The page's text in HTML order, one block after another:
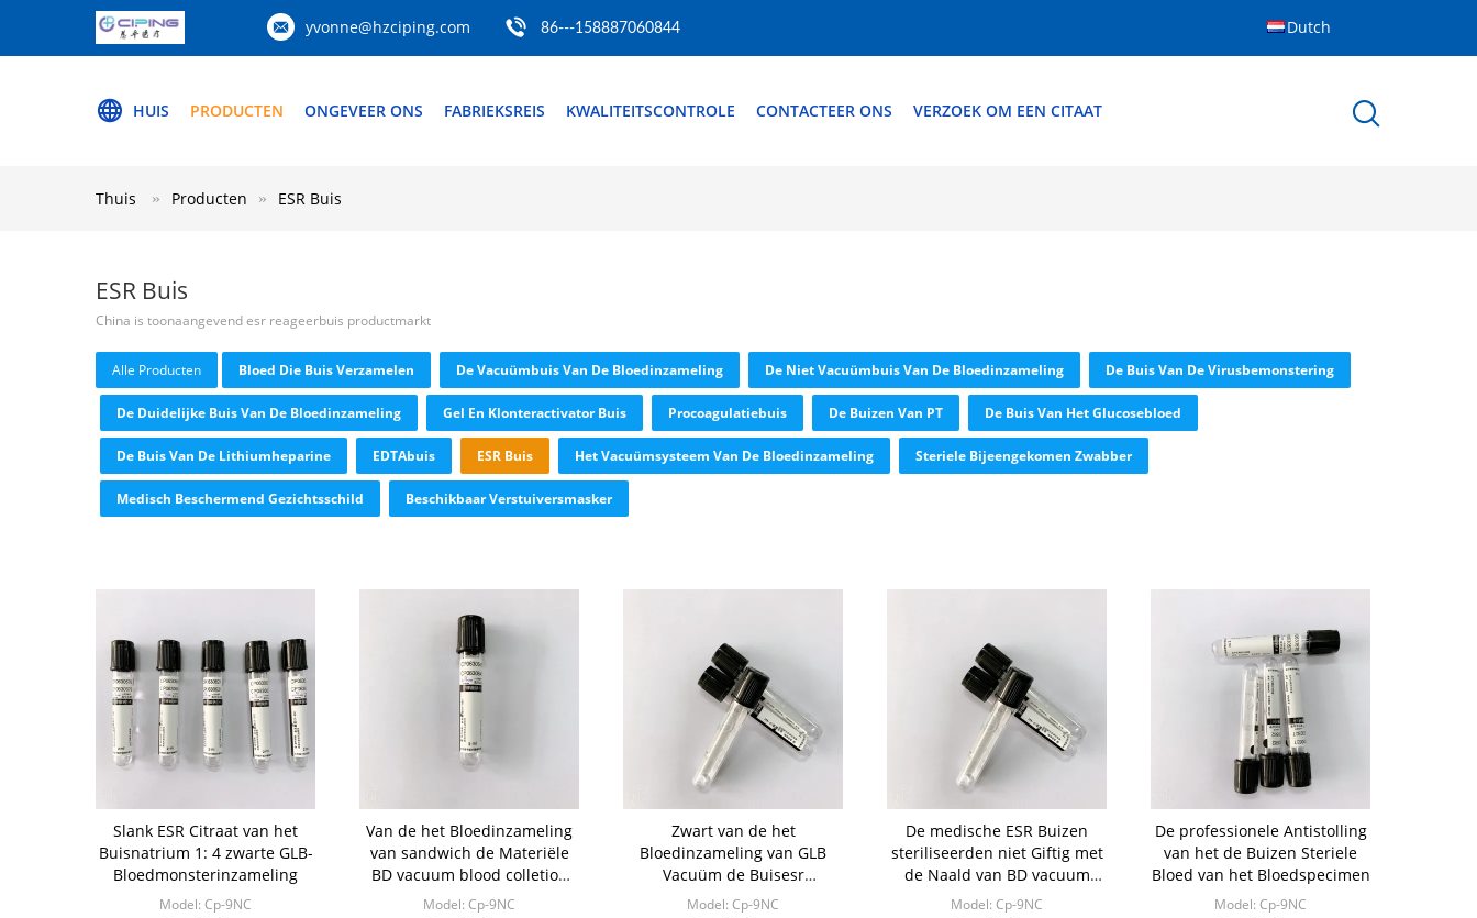
yvonne@hzciping.com 86---158887060844 Dutch
HUIS PRODUCTEN ONGEVEER ONS FABRIEKSREIS KWALITEITSCONTROLE CONTACTEER ONS VERZOEK OM EEN CITAAT
Thuis Producten ESR Buis
ESR Buis
China is toonaangevend esr reageerbuis productmarkt
Alle Producten Bloed Die Buis Verzamelen De Vacuümbuis Van De Bloedinzameling De Niet Vacuümbuis Van De Bloedinzameling De Buis Van De Virusbemonstering
De Duidelijke Buis Van De Bloedinzameling Gel En Klonteractivator Buis Procoagulatiebuis De Buizen Van PT De Buis Van Het Glucosebloed
De Buis Van De Lithiumheparine EDTAbuis ESR Buis Het Vacuümsysteem Van De Bloedinzameling Steriele Bijeengekomen Zwabber
Medisch Beschermend Gezichtsschild Beschikbaar Verstuiversmasker
Slank ESR Citraat van het
Buisnatrium 1: 4 zwarte GLB-
Bloedmonsterinzameling
Model: Cp-9NC
Van de het Bloedinzameling
van sandwich de Materiële
BD vacuum blood colletion
tube Buizen 1ML - 6ML
Model: Cp-9NC
Zwart van de het
Bloedinzameling van GLB
Vacuüm de Buisesr
Dynamisch Bloed
Model: Cp-9NC
De medische ESR Buizen
steriliseerden niet Giftig met
de Naald van BD vacuum
blood colletion tube
Model: Cp-9NC
De professionele Antistolling
van het de Buizen Steriele
Bloed van het Bloedspecimen
Model: Cp-9NC